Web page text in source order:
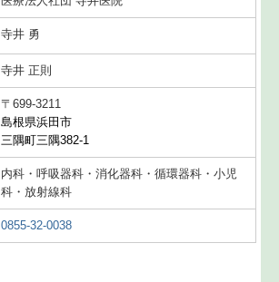
寺井 勇
寺井 正則
〒699-3211
島根県浜田市
三隅町三隅382-1
内科・呼吸器科・消化器科・循環器科・小児
科・放射線科
0855-32-0038